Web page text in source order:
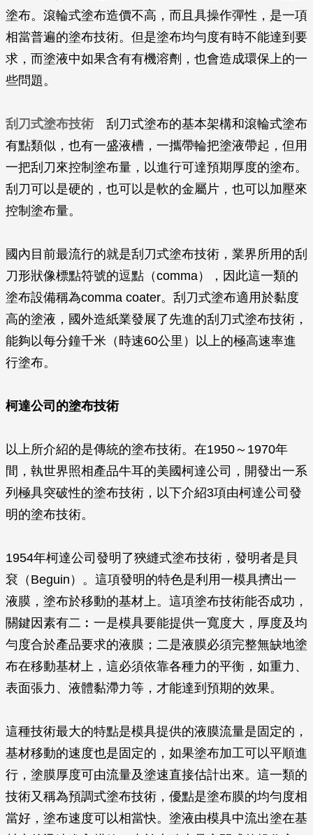
塗布。滾輪式塗布造價不高，而且具操作彈性，是一項
相當普遍的塗布技術。但是塗布均勻度有時不能達到要
求，而塗液中如果含有有機溶劑，也會造成環保上的一
些問題。
刮刀式塗布技術 刮刀式塗布的基本架構和滾輪式塗布
有點類似，也有一盛液槽，一攜帶輪把塗液帶起，但用
一把刮刀來控制塗布量，以進行可達預期厚度的塗布。
刮刀可以是硬的，也可以是軟的金屬片，也可以加壓來
控制塗布量。
國內目前最流行的就是刮刀式塗布技術，業界所用的刮
刀形狀像標點符號的逗點（comma），因此這一類的
塗布設備稱為comma coater。刮刀式塗布適用於黏度
高的塗液，國外造紙業發展了先進的刮刀式塗布技術，
能夠以每分鐘千米（時速60公里）以上的極高速率進
行塗布。
柯達公司的塗布技術
以上所介紹的是傳統的塗布技術。在1950～1970年
間，執世界照相產品牛耳的美國柯達公司，開發出一系
列極具突破性的塗布技術，以下介紹3項由柯達公司發
明的塗布技術。
1954年柯達公司發明了狹縫式塗布技術，發明者是貝
袞（Beguin）。這項發明的特色是利用一模具擠出一
液膜，塗布於移動的基材上。這項塗布技術能否成功，
關鍵因素有二︰一是模具要能提供一寬度大，厚度及均
勻度合於產品要求的液膜；二是液膜必須完整無缺地塗
布在移動基材上，這必須依靠各種力的平衡，如重力、
表面張力、液體黏滯力等，才能達到預期的效果。
這種技術最大的特點是模具提供的液膜流量是固定的，
基材移動的速度也是固定的，如果塗布加工可以平順進
行，塗膜厚度可由流量及塗速直接估計出來。這一類的
技術又稱為預調式塗布技術，優點是塗布膜的均勻度相
當好，塗布速度可以相當快。塗液由模具中流出塗在基